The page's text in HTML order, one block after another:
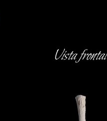
Vista frontal